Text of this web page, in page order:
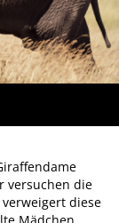
versuchen die
diese